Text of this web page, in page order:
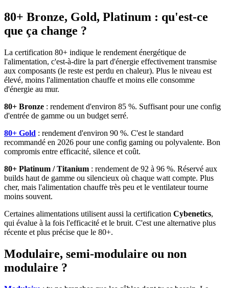
80+ Bronze, Gold, Platinum : qu'est-ce
que ça change ?
La certification 80+ indique le rendement énergétique de
l'alimentation, c'est-à-dire la part d'énergie effectivement transmise
aux composants (le reste est perdu en chaleur). Plus le niveau est
élevé, moins l'alimentation chauffe et moins elle consomme
d'énergie au mur.
80+ Bronze : rendement d'environ 85 %. Suffisant pour une config
d'entrée de gamme ou un budget serré.
80+ Gold : rendement d'environ 90 %. C'est le standard
recommandé en 2026 pour une config gaming ou polyvalente. Bon
compromis entre efficacité, silence et coût.
80+ Platinum / Titanium : rendement de 92 à 96 %. Réservé aux
builds haut de gamme ou silencieux où chaque watt compte. Plus
cher, mais l'alimentation chauffe très peu et le ventilateur tourne
moins souvent.
Certaines alimentations utilisent aussi la certification Cybenetics,
qui évalue à la fois l'efficacité et le bruit. C'est une alternative plus
récente et plus précise que le 80+.
Modulaire, semi-modulaire ou non
modulaire ?